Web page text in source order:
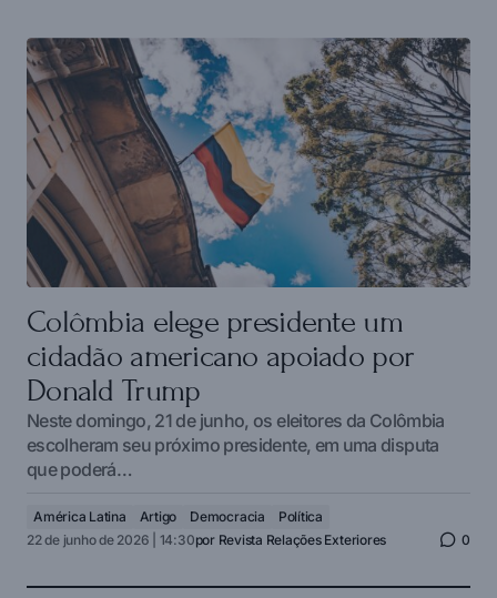
Colômbia elege presidente um
cidadão americano apoiado por
Donald Trump
Neste domingo, 21 de junho, os eleitores da Colômbia
escolheram seu próximo presidente, em uma disputa
que poderá…
América Latina Artigo Democracia
Política
22 de junho de 2026 | 14:30por Revista Relações Exteriores 0